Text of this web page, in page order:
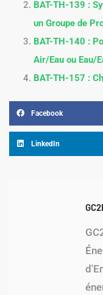
BAT-TH-139 :
un Groupe de
BAT-TH-140 :
Air/Eau ou Eau/
BAT-TH-157 :
Facebook
LinkedIn